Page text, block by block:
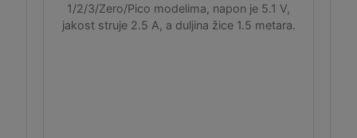
1/2/3/Zero/Pico modelima, napon je 5.1 V,
jakost struje 2.5 A, a duljina žice 1.5 metara.